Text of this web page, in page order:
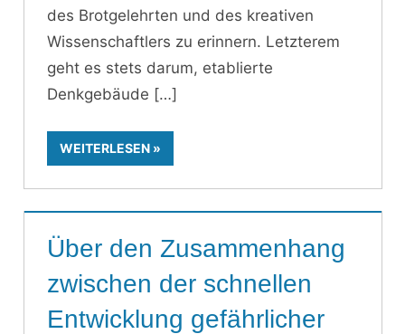
des Brotgelehrten und des kreativen
Wissenschaftlers zu erinnern. Letzterem
geht es stets darum, etablierte
Denkgebäude
WEITERLESEN
Über den Zusammenhang
zwischen der schnellen
Entwicklung gefährlicher